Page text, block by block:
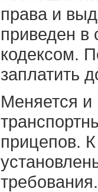
права и
приведен в
кодексом.
заплатить
Меняется и
прицепов.
требования.